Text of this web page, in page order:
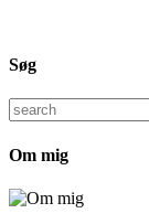
Søg
Search
for:
Om mig